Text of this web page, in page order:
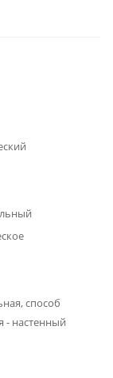
способ
- настенный